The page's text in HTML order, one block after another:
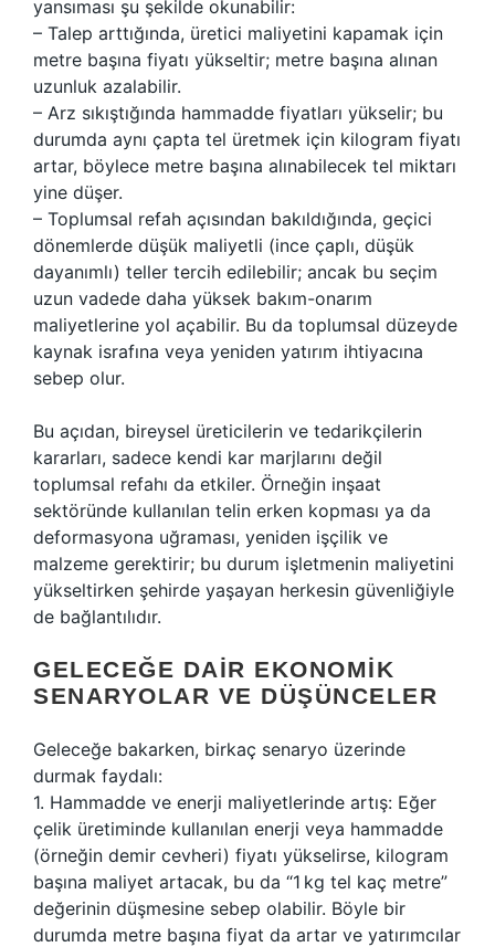
yansıması şu şekilde okunabilir:
– Talep arttığında, üretici maliyetini kapamak için
metre başına fiyatı yükseltir; metre başına alınan
uzunluk azalabilir.
– Arz sıkıştığında hammadde fiyatları yükselir; bu
durumda aynı çapta tel üretmek için kilogram fiyatı
artar, böylece metre başına alınabilecek tel miktarı
yine düşer.
– Toplumsal refah açısından bakıldığında, geçici
dönemlerde düşük maliyetli (ince çaplı, düşük
dayanımlı) teller tercih edilebilir; ancak bu seçim
uzun vadede daha yüksek bakım-onarım
maliyetlerine yol açabilir. Bu da toplumsal düzeyde
kaynak israfına veya yeniden yatırım ihtiyacına
sebep olur.
Bu açıdan, bireysel üreticilerin ve tedarikçilerin
kararları, sadece kendi kar marjlarını değil
toplumsal refahı da etkiler. Örneğin inşaat
sektöründe kullanılan telin erken kopması ya da
deformasyona uğraması, yeniden işçilik ve
malzeme gerektirir; bu durum işletmenin maliyetini
yükseltirken şehirde yaşayan herkesin güvenliğiyle
de bağlantılıdır.
GELECEĞE DAIR EKONOMIK
SENARYOLAR VE DÜŞÜNCELER
Geleceğe bakarken, birkaç senaryo üzerinde
durmak faydalı:
1. Hammadde ve enerji maliyetlerinde artış: Eğer
çelik üretiminde kullanılan enerji veya hammadde
(örneğin demir cevheri) fiyatı yükselirse, kilogram
başına maliyet artacak, bu da “1 kg tel kaç metre”
değerinin düşmesine sebep olabilir. Böyle bir
durumda metre başına fiyat da artar ve yatırımcılar